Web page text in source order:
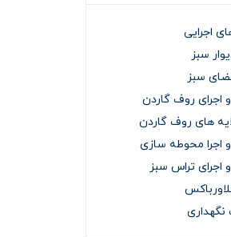
اجرایی
سبز
سبز
اجرای روف گاردن
های روف گاردن
اجرا محوطه سازی
اجرای تراس سبز